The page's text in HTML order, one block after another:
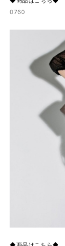
0760